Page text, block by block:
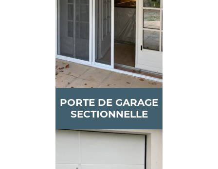
PORTE DE GARAGE
SECTIONNELLE